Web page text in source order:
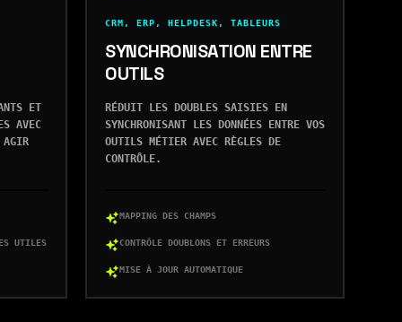
ET
AVEC
AGIR
UTILES
CRM, ERP, HELPDESK, TABLEURS
SYNCHRONISATION ENTRE
OUTILS
RÉDUIT LES DOUBLES SAISIES EN
SYNCHRONISANT LES DONNÉES ENTRE VOS
OUTILS MÉTIER AVEC RÈGLES DE
CONTRÔLE.
MAPPING DES CHAMPS
CONTRÔLE DOUBLONS ET ERREURS
MISE À JOUR AUTOMATIQUE